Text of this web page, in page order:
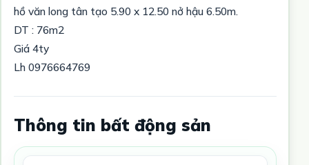
hồ văn long tân tạo 5.90 x 12.50 nở hậu 6.50m.
DT : 76m2
Giá 4ty
Lh 0976664769
Thông tin bất động sản